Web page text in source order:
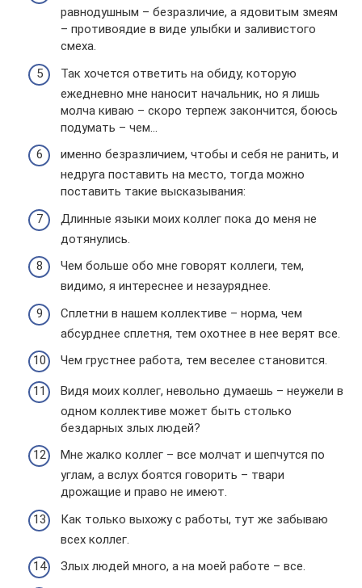
равнодушным – безразличие, а ядовитым змеям
– противоядие в виде улыбки и заливистого
смеха.
Так хочется ответить на обиду, которую
ежедневно мне наносит начальник, но я лишь
молча киваю – скоро терпеж закончится, боюсь
подумать – чем…
именно безразличием, чтобы и себя не ранить, и
недруга поставить на место, тогда можно
поставить такие высказывания:
Длинные языки моих коллег пока до меня не
дотянулись.
Чем больше обо мне говорят коллеги, тем,
видимо, я интереснее и незауряднее.
Сплетни в нашем коллективе – норма, чем
абсурднее сплетня, тем охотнее в нее верят все.
Чем грустнее работа, тем веселее становится.
Видя моих коллег, невольно думаешь – неужели в
одном коллективе может быть столько
бездарных злых людей?
Мне жалко коллег – все молчат и шепчутся по
углам, а вслух боятся говорить – твари
дрожащие и право не имеют.
Как только выхожу с работы, тут же забываю
всех коллег.
Злых людей много, а на моей работе – все.